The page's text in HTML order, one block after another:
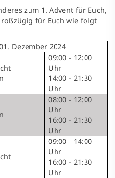
zum 1. Advent für Euch,
für Euch wie folgt
Dezember 2024
09:00 - 12:00
Uhr
14:00 - 21:30
Uhr
08:00 - 12:00
Uhr
16:00 - 21:30
Uhr
09:00 - 14:00
Uhr
16:00 - 21:30
Uhr